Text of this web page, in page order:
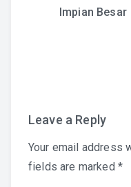
navigation
Impian Besar
Leave a Reply
Your email address
fields are marked *